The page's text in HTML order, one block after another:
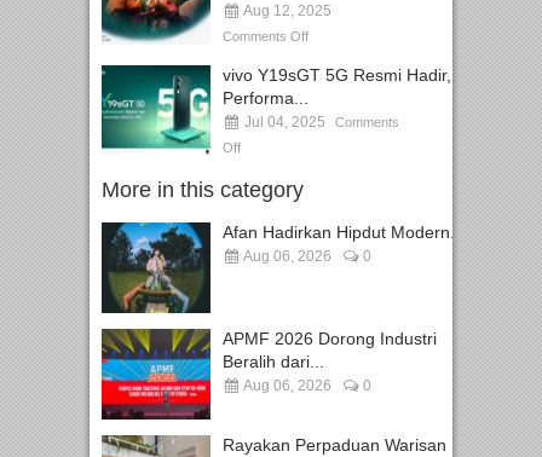
Aug 12, 2025
Comments Off
vivo Y19sGT 5G Resmi Hadir,
Performa...
Jul 04, 2025
Comments
Off
More in this category
Afan Hadirkan Hipdut Modern...
Aug 06, 2026 0
APMF 2026 Dorong Industri
Beralih dari...
Aug 06, 2026 0
Rayakan Perpaduan Warisan